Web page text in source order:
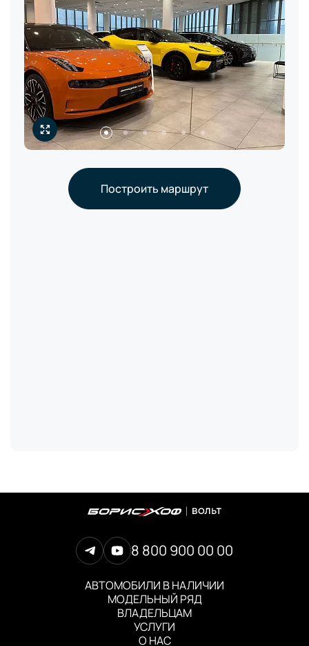
Построить маршрут
8 800 900 00 00
АВТОМОБИЛИ В НАЛИЧИИ
МОДЕЛЬНЫЙ РЯД
ВЛАДЕЛЬЦАМ
УСЛУГИ
О НАС